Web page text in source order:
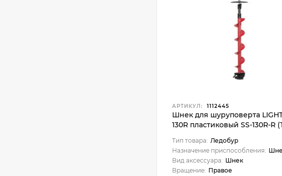
АРТИКУЛ: 1112445
Шнек для шуруповерта
130R пластиковый SS-130R-R
Тип товара: Ледобур
Назначение приспособления:
Вид аксессуара: Шнек
Вращение: Правое